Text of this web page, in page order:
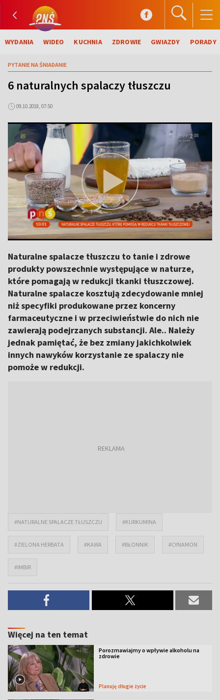
WYDANIA WIDEO KUCHNIA ZDROWIE GWIAZDY PORADY
PYTANIE NA ŚNIADANIE
6 naturalnych spalaczy tłuszczu
09.10.2018, 07:50
Naturalne spalacze tłuszczu to tanie i zdrowe
produkty powszechnie występujące w naturze,
które pomagają w redukcji tkanki tłuszczowej.
Naturalne spalacze kosztują zdecydowanie mniej
niż specyfiki produkowane przez koncerny
farmaceutyczne i w przeciwieństwie do nich nie
zawierają podejrzanych substancji. Ale.. Należy
jednak pamiętać, że bez zmiany jakichkolwiek
innych nawyków korzystanie ze spalaczy nie
pomoże w redukcji.
#NATURALNE SPALACZE TŁUSZCZU #KURKUMINA
#ZIELONA HERBATA #KAWA #BŁONNIK #CYNAMON
#IMBIR
Więcej na ten temat
Porozmawiajmy o wpływie alkoholu na
zdrowie
Planuję długie życie